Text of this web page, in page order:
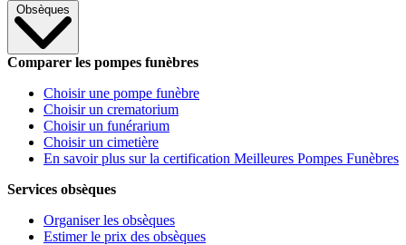
Obsèques
Comparer les pompes funèbres
Choisir une pompe funèbre
Choisir un crematorium
Choisir un funérarium
Choisir un cimetière
En savoir plus sur la certification Meilleures Pompes Funèbres
Services obsèques
Organiser les obsèques
Estimer le prix des obsèques